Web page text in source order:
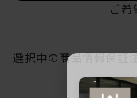
ご希
選択中の商品情報保証